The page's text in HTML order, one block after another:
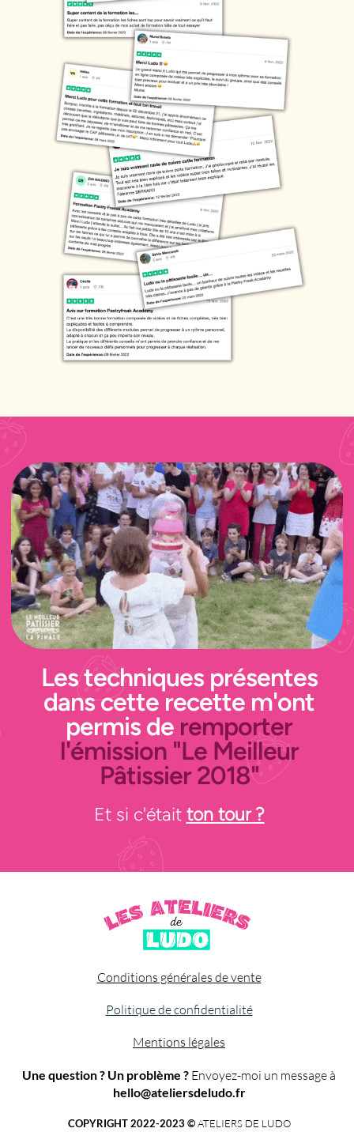
Les techniques présentes
dans cette recette m'ont
permis de remporter
l'émission "Le Meilleur
Pâtissier 2018"
Et si c'était ton tour ?
Conditions générales de vente
Politique de confidentialité
Mentions légales
Une question ? Un problème ? Envoyez-moi un message à
hello@ateliersdeludo.fr
COPYRIGHT 2022-2023 ©ATELIERS DE LUDO​